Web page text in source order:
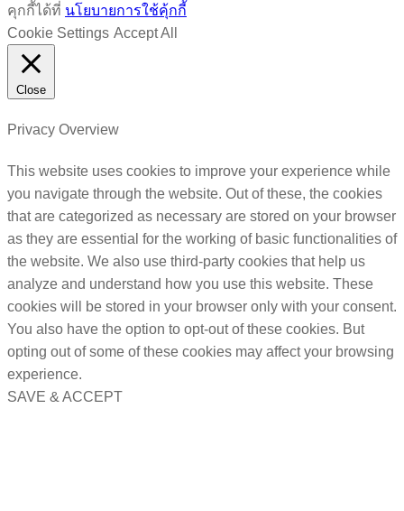
คุกกี้ได้ที่ นโยบายการใช้คุ้กกี้
Cookie Settings Accept All
Close
Privacy Overview
This website uses cookies to improve your experience while
you navigate through the website. Out of these, the cookies
that are categorized as necessary are stored on your browser
as they are essential for the working of basic functionalities of
the website. We also use third-party cookies that help us
analyze and understand how you use this website. These
cookies will be stored in your browser only with your consent.
You also have the option to opt-out of these cookies. But
opting out of some of these cookies may affect your browsing
experience.
SAVE & ACCEPT